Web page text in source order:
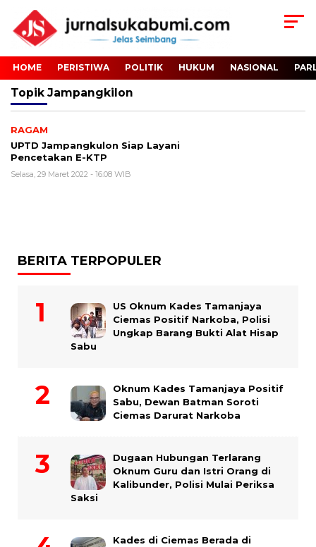
HOME PERISTIWA POLITIK HUKUM NASIONAL
Topik Jampangkilon
RAGAM
UPTD Jampangkulon Siap Layani
Pencetakan E-KTP
Selasa, 29 Maret 2022 - 16:08 WIB
BERITA TERPOPULER
US Oknum Kades Tamanjaya
Ciemas Positif Narkoba, Polisi
Ungkap Barang Bukti Alat Hisap
Sabu
Oknum Kades Tamanjaya Positif
Sabu, Dewan Batman Soroti
Ciemas Darurat Narkoba
Dugaan Hubungan Terlarang
Oknum Guru dan Istri Orang di
Kalibunder, Polisi Mulai Periksa
Saksi
Kades di Ciemas Berada di